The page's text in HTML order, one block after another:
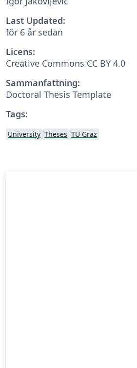
Last Updated:
för 6 år sedan
Licens:
Creative Commons CC BY 4.0
Sammanfattning:
Doctoral Thesis Template
Tags:
University Theses TU Graz